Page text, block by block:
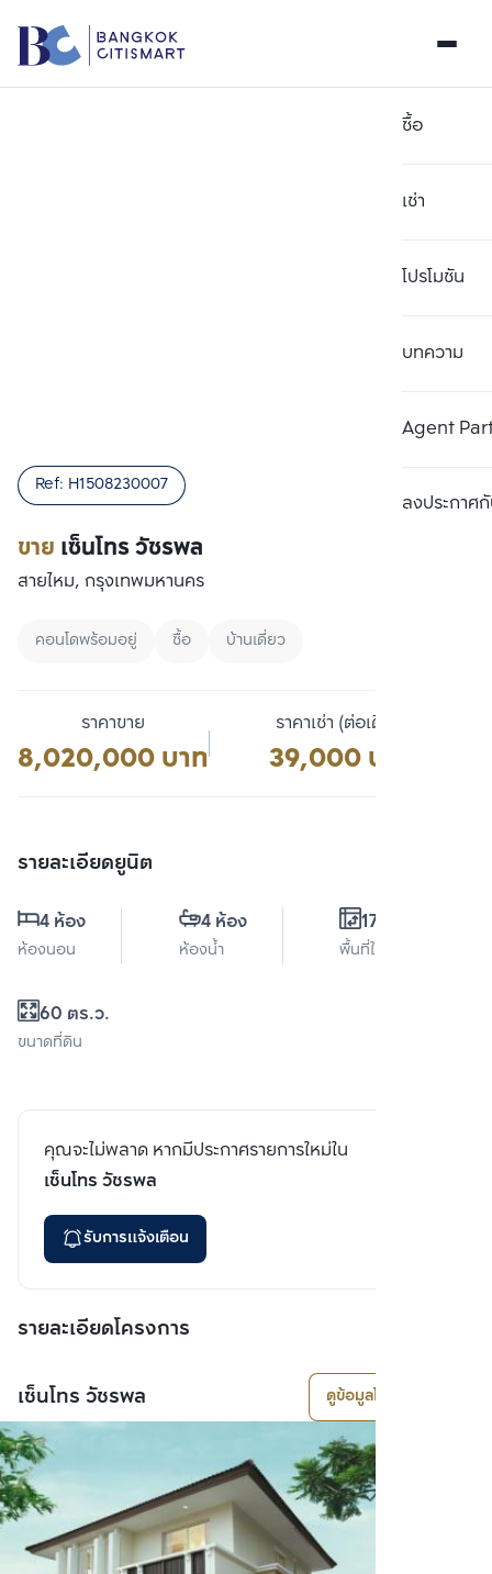
ซื้อ
เช่า
โปรโมชัน
บทความ
Agent
ลงประกาศกั
ขาย เซ็นโทร วัชรพล
Ref: H1508230007
สายไหม, กรุงเทพมหานคร
คอนโดพร้อมอยู่ ซื้อ บ้านเดี่ยว
ราคาขาย
8,020,000 บาท
ราคาเช่า (ต่อเดือน)
39,000 บาท
รายละเอียดยูนิต
4 ห้อง
ห้องนอน
4 ห้อง
ห้องน้ำ
170 ตร.ม.
พื้นที่ใช้สอย
60 ตร.ว.
ขนาดที่ดิน
คุณจะไม่พลาด หากมีประกาศรายการใหม่ใน
เซ็นโทร วัชรพล
รับการแจ้งเตือน
รายละเอียดโครงการ
เซ็นโทร วัชรพล ดูข้อมูลโครงการ
เปรียบเทียบ